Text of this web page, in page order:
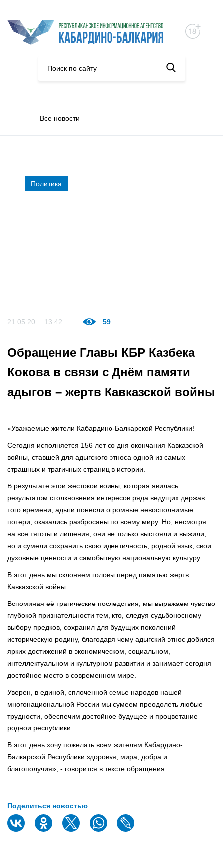
Все новости
Политика
21.05.20 13:42 59
Обращение Главы КБР Казбека
Кокова в связи с Днём памяти
адыгов – жертв Кавказской войны
«Уважаемые жители Кабардино-Балкарской Республики!
Сегодня исполняется 156 лет со дня окончания Кавказской
войны, ставшей для адыгского этноса одной из самых
страшных и трагичных страниц в истории.
В результате этой жестокой войны, которая явилась
результатом столкновения интересов ряда ведущих держав
того времени, адыги понесли огромные невосполнимые
потери, оказались разбросаны по всему миру. Но, несмотря
на все тяготы и лишения, они не только выстояли и выжили,
но и сумели сохранить свою идентичность, родной язык, свои
духовные ценности и самобытную национальную культуру.
В этот день мы склоняем головы перед памятью жертв
Кавказской войны.
Вспоминая её трагические последствия, мы выражаем чувство
глубокой признательности тем, кто, следуя судьбоносному
выбору предков, сохранил для будущих поколений
историческую родину, благодаря чему адыгский этнос добился
ярких достижений в экономическом, социальном,
интеллектуальном и культурном развитии и занимает сегодня
достойное место в современном мире.
Уверен, в единой, сплоченной семье народов нашей
многонациональной России мы сумеем преодолеть любые
трудности, обеспечим достойное будущее и процветание
родной республики.
В этот день хочу пожелать всем жителям Кабардино-
Балкарской Республики здоровья, мира, добра и
благополучия», - говорится в тексте обращения.
Поделиться новостью